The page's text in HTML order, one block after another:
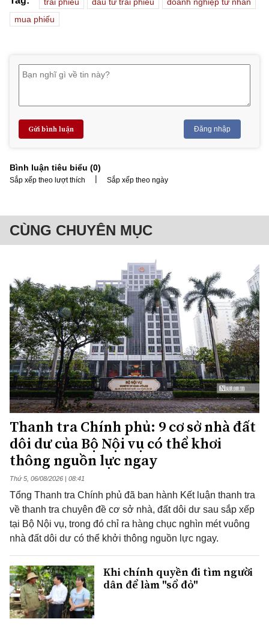
trái phiếu đầu tư trái phiếu
doanh nghiệp tư nhân
mua phiếu
Gửi bình luận Đăng nhập
Bình luận tiêu biểu (0)
Sắp xếp theo lượt thích | Sắp xếp theo ngày
CÙNG CHUYÊN MỤC
Thanh tra Chính phủ: 9 cơ sở nhà đất
dôi dư của Bộ Nội vụ có thể khơi
thông nguồn lực ngay
Thứ 5, 06/08/2026 | 08:41
Tổng Thanh tra Chính phủ đã ban hành Kết luận thanh tra
về thanh tra chuyên đề cơ sở nhà, đất dôi dư sau sắp xếp
tại Bộ Nội vụ, trong đó chỉ ra hàng chục nghìn mét vuông
nhà đất dôi dư có thể khởi thông nguồn lực ngay.
Khi chính quyền đi tìm người
dân để làm "sổ đỏ"